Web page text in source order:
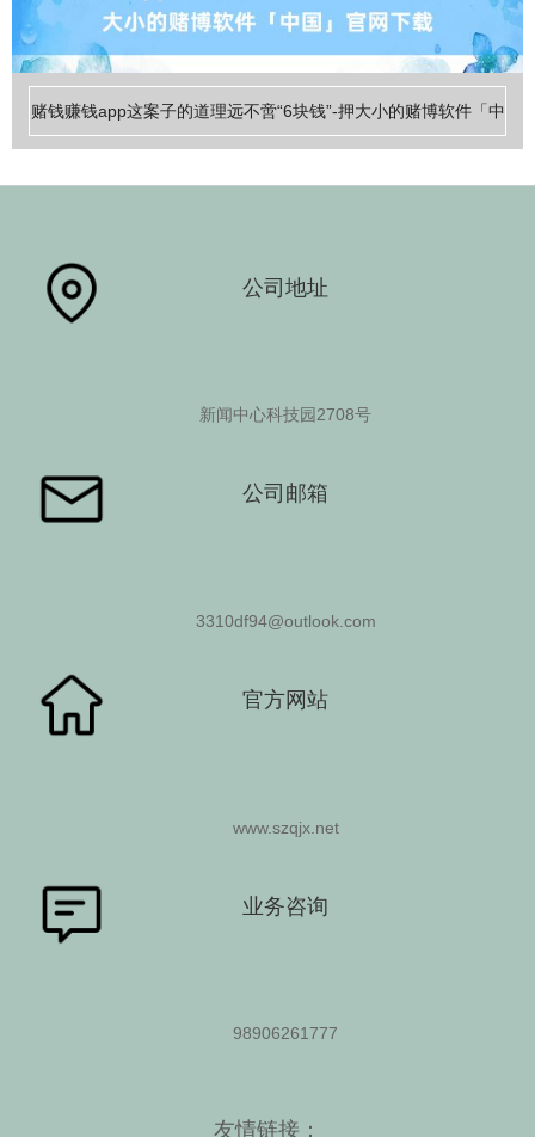
赌钱赚钱app这案子的道理远不啻“6块钱”-押大小的赌博软件「中
查看更多
公司地址
新闻中心科技园2708号
公司邮箱
3310df94@outlook.com
官方网站
www.szqjx.net
业务咨询
98906261777
友情链接：